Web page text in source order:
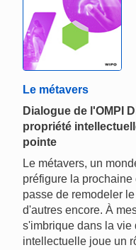
Le métavers
Dialogue de l'OMPI
propriété
pointe
Le métavers, un
préfigure la
passe de remodeler
d'autres encore. À
s'imbrique dans la vie
intellectuelle joue un